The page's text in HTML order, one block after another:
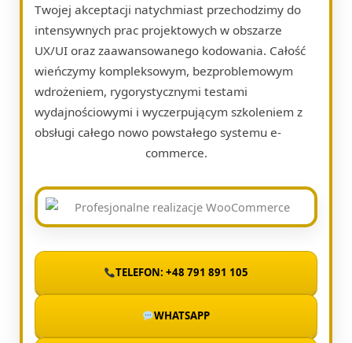
Twojej akceptacji natychmiast przechodzimy do
intensywnych prac projektowych w obszarze
UX/UI oraz zaawansowanego kodowania. Całość
wieńczymy kompleksowym, bezproblemowym
wdrożeniem, rygorystycznymi testami
wydajnościowymi i wyczerpującym szkoleniem z
obsługi całego nowo powstałego systemu e-
commerce.
TELEFON: +48 791 891 105
WHATSAPP